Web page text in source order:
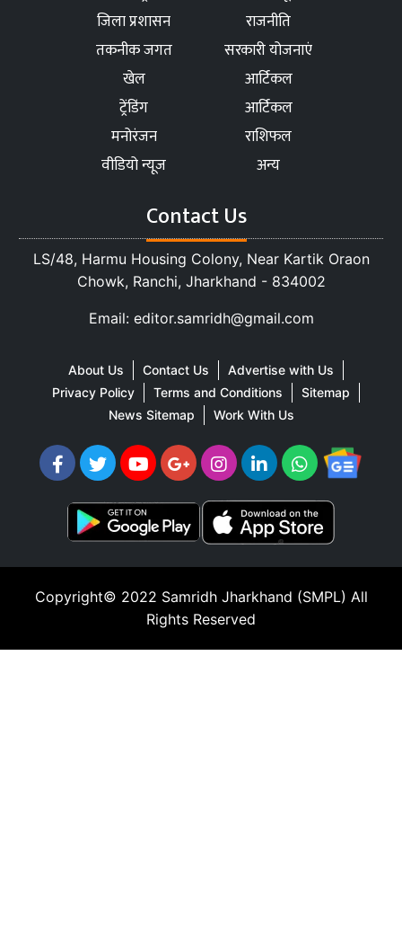
जिला प्रशासन
राजनीति
तकनीक जगत
सरकारी योजनाएं
खेल
आर्टिकल
ट्रेंडिंग
आर्टिकल
मनोरंजन
राशिफल
वीडियो न्यूज
अन्य
Contact Us
LS/48, Harmu Housing Colony, Near Kartik Oraon
Chowk, Ranchi, Jharkhand - 834002
Email: editor.samridh@gmail.com
About Us Contact Us
Advertise with Us
Privacy Policy
Terms and Conditions
Sitemap
News Sitemap
Work With Us
Copyright© 2022 Samridh Jharkhand (SMPL) All
Rights Reserved